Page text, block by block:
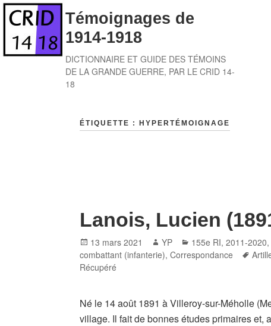
Skip
content
Témoignages de
1914-1918
DICTIONNAIRE ET GUIDE DES TÉMOINS
DE LA GRANDE GUERRE, PAR LE CRID 14-
18
ÉTIQUETTE : HYPERTÉMOIGNAGE
Lanois, Lucien
Posted
on
13 mars 2021 Author
YP Categories
155e RI,2011-2020
combattant (infanterie),Correspondance Tags
Récupéré
Né le 14 août 1891 à Villeroy-sur-Méholle
village. Il fait de bonnes études primaires et,